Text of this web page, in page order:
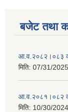
बजेट तथा
आ.व.२०८२।०८३
मिति: 07/31/
आ.व.२०८१।०८२
मिति: 10/30/